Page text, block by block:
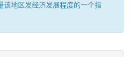
该地区发经济发展程度的一个指